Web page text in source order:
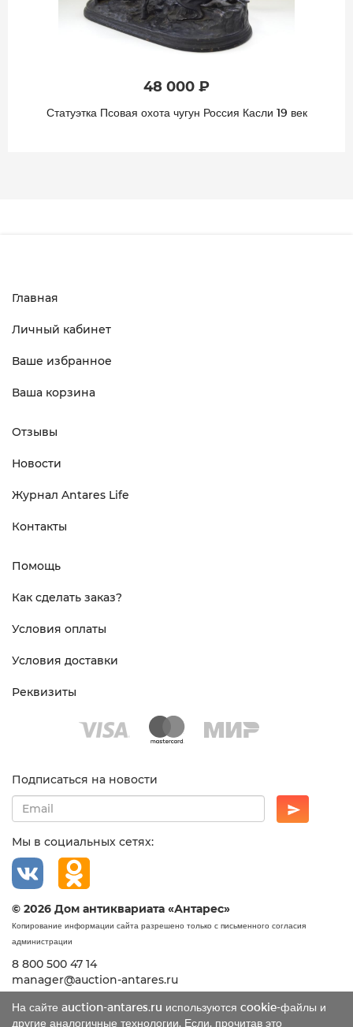
48 000 ₽
Статуэтка Псовая охота чугун Россия Касли 19 век
На сайте auction-antares.ru используются cookie-файлы и
другие аналогичные технологии. Если, прочитав это
Главная
Личный кабинет
Ваше избранное
Ваша корзина
Отзывы
Новости
Журнал Antares Life
Контакты
Помощь
Как сделать заказ?
Условия оплаты
Условия доставки
Реквизиты
Подписаться на новости
Мы в социальных сетях:
© 2026 Дом антиквариата «Антарес»
Копирование информации сайта разрешено только с письменного согласия
администрации
8 800 500 47 14
manager@auction-antares.ru